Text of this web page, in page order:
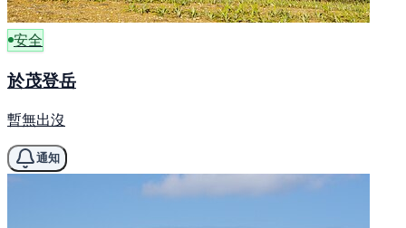
安全
於茂登岳
暫無出沒
通知